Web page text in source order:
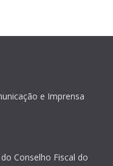
e Imprensa
Conselho Fiscal do